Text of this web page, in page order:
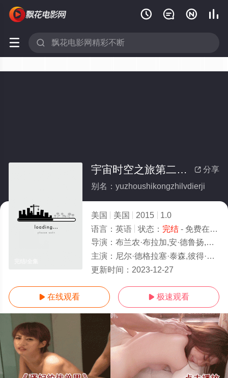
   
 
 分享
宇宙时空之旅第二季(全集)
别名：yuzhoushikongzhilvdierji
美国 美国 2015
1.0
语言： 英语 状态： 完结- 免费在线观看
导演： 布兰农·布拉加,安·德鲁扬,比尔·波普,凯文·达特
主演： 尼尔·德格拉塞·泰森,彼得·迈克尔,安德烈·索格利扎索,菲尔·拉马,阿曼达·塞弗里德,塞思·麦克法兰
更新时间： 2023-12-27
 在线观看  极速观看